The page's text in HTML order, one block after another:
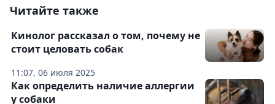
Читайте также
11:07, 06 июля 2025
Кинолог рассказал о том, почему не
стоит целовать собак
Как определить наличие аллергии
у собаки